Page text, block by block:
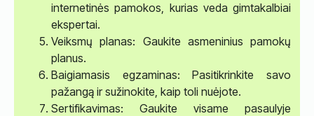
internetinės pamokos, kurias veda gimtakalbiai
ekspertai.
Veiksmų planas: Gaukite asmeninius pamokų
planus.
Baigiamasis egzaminas: Pasitikrinkite savo
pažangą ir sužinokite, kaip toli nuėjote.
Sertifikavimas: Gaukite visame pasaulyje